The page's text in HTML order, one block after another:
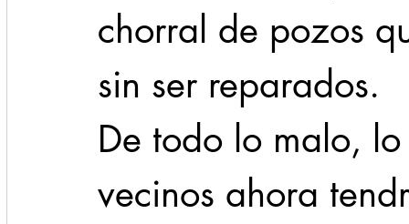
chorral de pozos
sin ser reparados.
De todo lo malo,
vecinos ahora